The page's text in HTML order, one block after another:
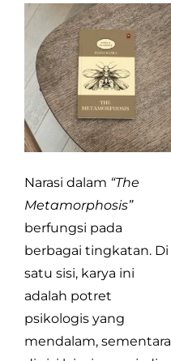
Narasi dalam “The
Metamorphosis”
berfungsi pada
berbagai tingkatan. Di
satu sisi, karya ini
adalah potret
psikologis yang
mendalam, sementara